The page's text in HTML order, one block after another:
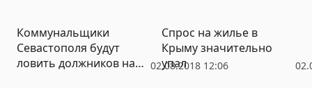
02.08.2018 12:06
Коммунальщики
Севастополя будут
ловить должников на
Спрос на жилье в
Крыму значительно
упал